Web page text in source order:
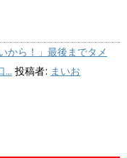
から！」最後までタメ
... 投稿者: まいお